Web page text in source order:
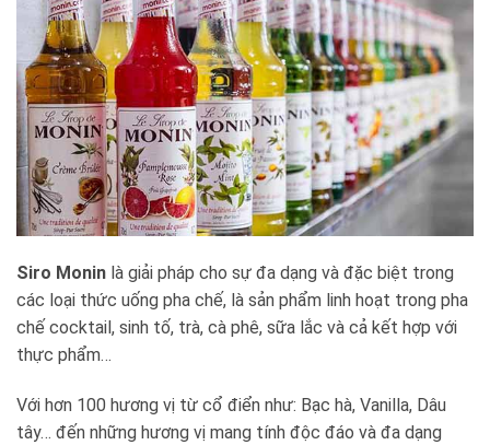
Siro Monin là giải pháp cho sự đa dạng và đặc biệt trong
các loại thức uống pha chế, là sản phẩm linh hoạt trong pha
chế cocktail, sinh tố, trà, cà phê, sữa lắc và cả kết hợp với
thực phẩm…
Với hơn 100 hương vị từ cổ điển như: Bạc hà, Vanilla, Dâu
tây… đến những hương vị mang tính độc đáo và đa dạng